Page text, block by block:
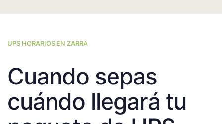
UPS HORARIOS EN ZARRA
Cuando sepas
cuándo llegará tu